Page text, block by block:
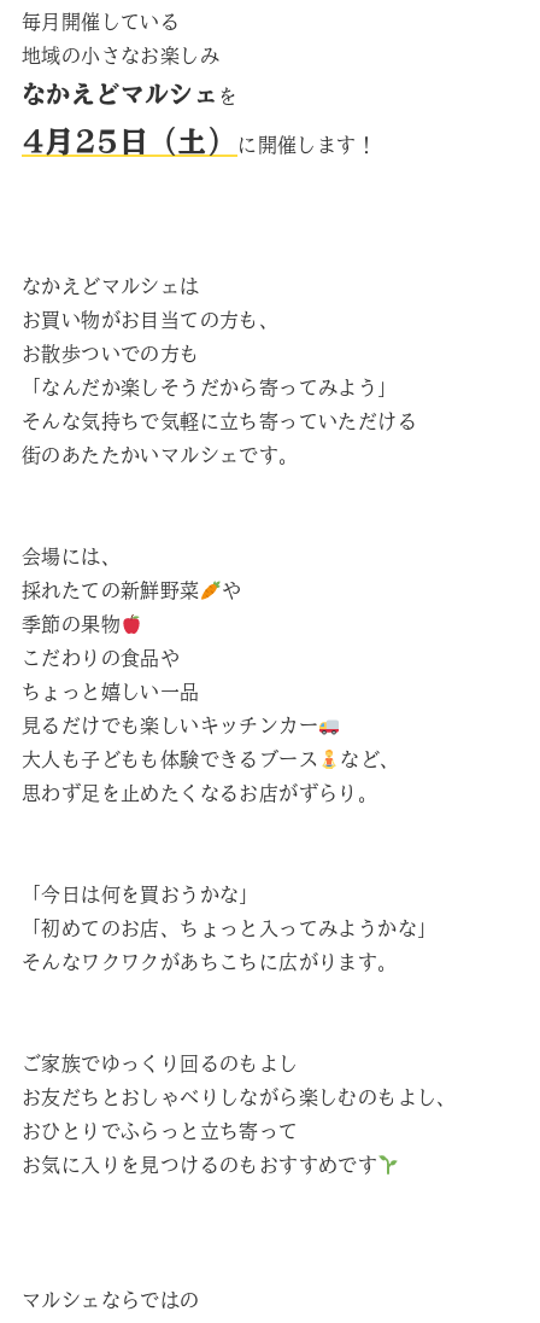
毎月開催している
地域の小さなお楽しみ
なかえどマルシェ を
4月25日（土） に開催します！
なかえどマルシェは
お買い物がお目当ての方も、
お散歩ついでの方も
「なんだか楽しそうだから寄ってみよう」
そんな気持ちで気軽に立ち寄っていただける
街のあたたかいマルシェです。
会場には、
採れたての新鮮野菜
や
季節の果物
こだわりの食品や
ちょっと嬉しい一品
見るだけでも楽しいキッチンカー
大人も子どもも体験できるブース
など、
思わず足を止めたくなるお店がずらり。
「今日は何を買おうかな」
「初めてのお店、ちょっと入ってみようかな」
そんなワクワクがあちこちに広がります。
ご家族でゆっくり回るのもよし
お友だちとおしゃべりしながら楽しむのもよし、
おひとりでふらっと立ち寄って
お気に入りを見つけるのもおすすめです
マルシェならではの